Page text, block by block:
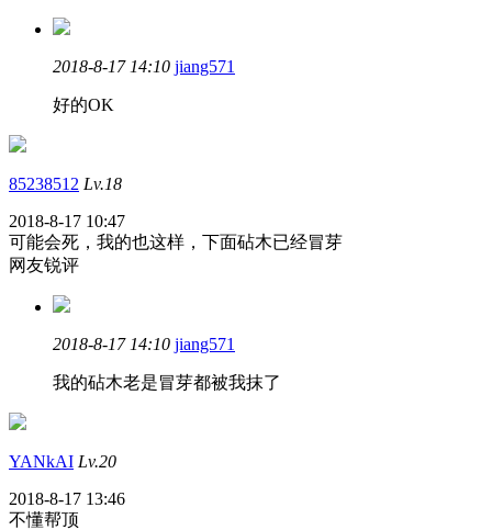
2018-8-17 14:10 jiang571
好的OK
85238512 Lv.18
2018-8-17 10:47
可能会死，我的也这样，下面砧木已经冒芽
网友锐评
2018-8-17 14:10 jiang571
我的砧木老是冒芽都被我抹了
YANkAI Lv.20
2018-8-17 13:46
不懂帮顶